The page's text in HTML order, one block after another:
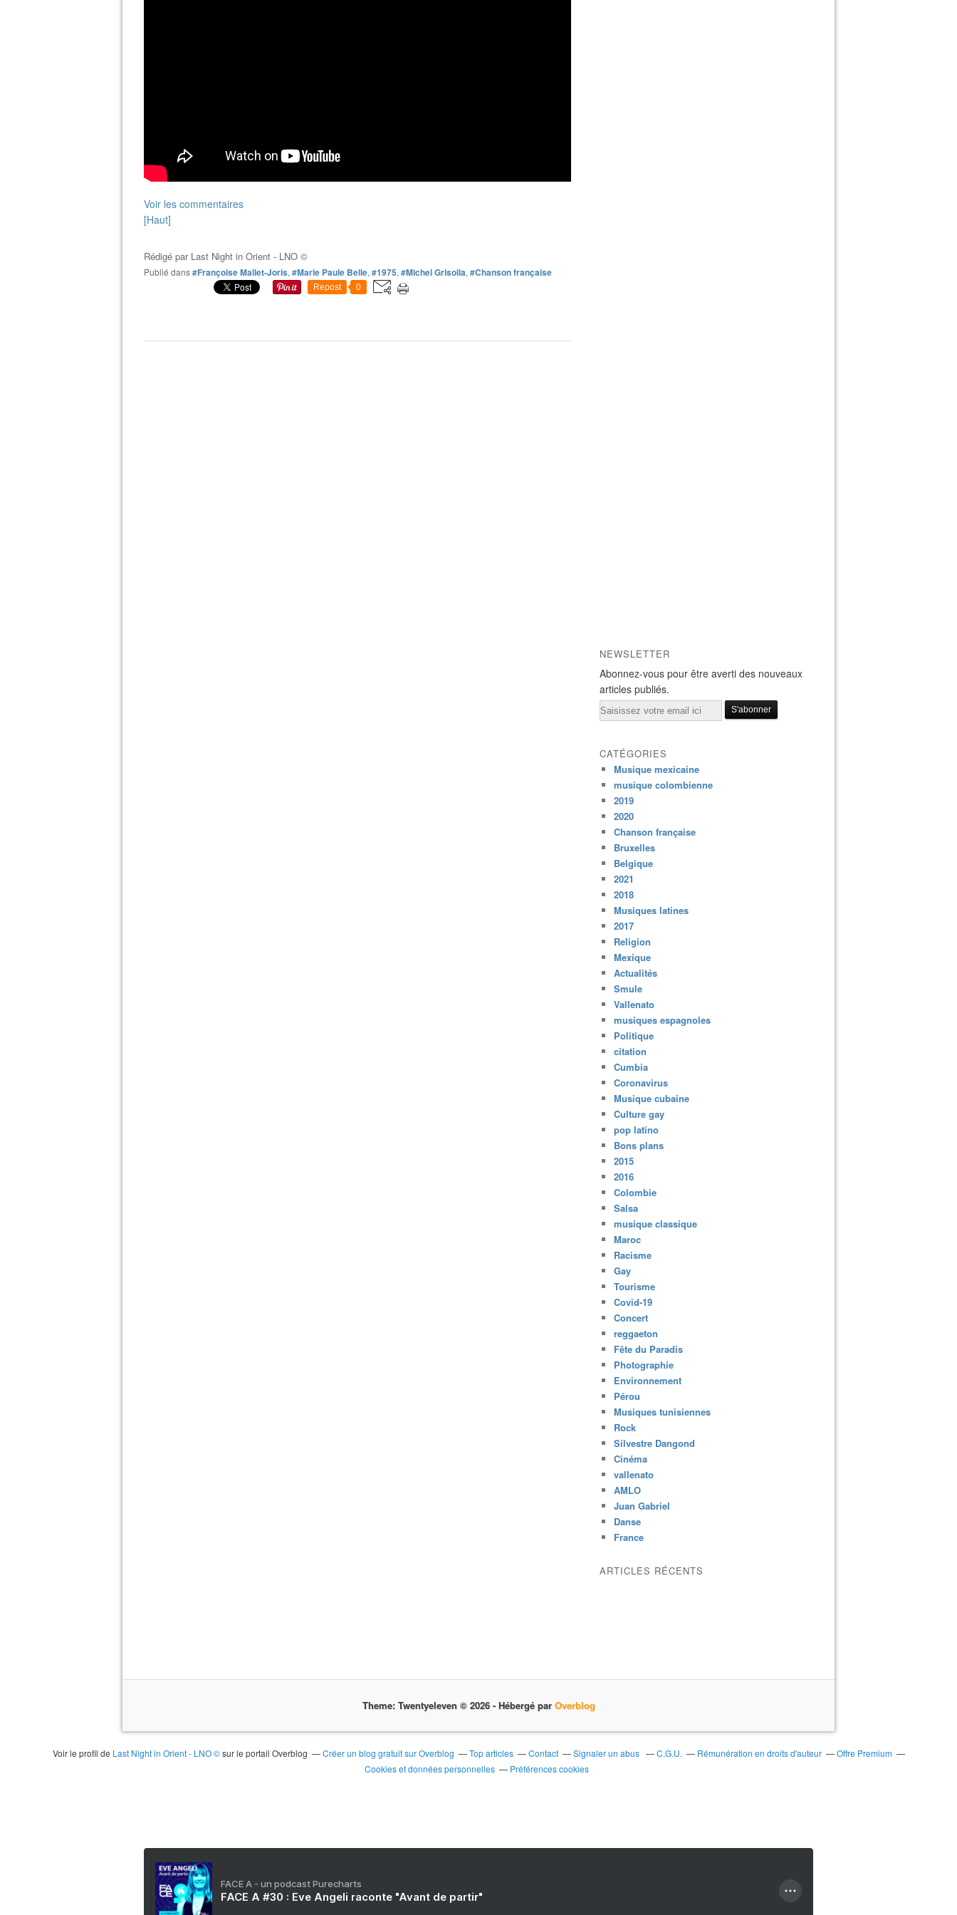
Voir les commentaires
[Haut]
Rédigé par Last Night in Orient - LNO ©
Publié dans#Françoise Mallet-Joris, #Marie Paule Belle, #1975, #Michel Grisolia, #Chanson française
Repost 0
NEWSLETTER
Abonnez-vous pour être averti des nouveaux
articles publiés.
Email
CATÉGORIES
Musique mexicaine
musique colombienne
2019
2020
Chanson française
Bruxelles
Belgique
2021
2018
Musiques latines
2017
Religion
Mexique
Actualités
Smule
Vallenato
musiques espagnoles
Politique
citation
Cumbia
Coronavirus
Musique cubaine
Culture gay
pop latino
Bons plans
2015
2016
Colombie
Salsa
musique classique
Maroc
Racisme
Gay
Tourisme
Covid-19
Concert
reggaeton
Fête du Paradis
Photographie
Environnement
Pérou
Musiques tunisiennes
Rock
Silvestre Dangond
Cinéma
vallenato
AMLO
Juan Gabriel
Danse
France
ARTICLES RÉCENTS
Theme: Twentyeleven © 2026 - Hébergé par Overblog
Voir le profil de Last Night in Orient - LNO ©sur le portail Overblog Créer un blog gratuit sur Overblog Top articles Contact Signaler un abus C.G.U. Rémunération en droits d'auteur
Offre Premium
Cookies et données personnelles
Préférences cookies
FACE A - un podcast Purecharts
FACE A #30 : Eve Angeli raconte "Avant de partir"